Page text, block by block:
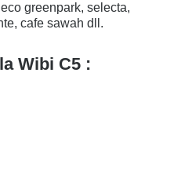
greenpark, selecta,
cafe sawah dll.
Wibi C5 :